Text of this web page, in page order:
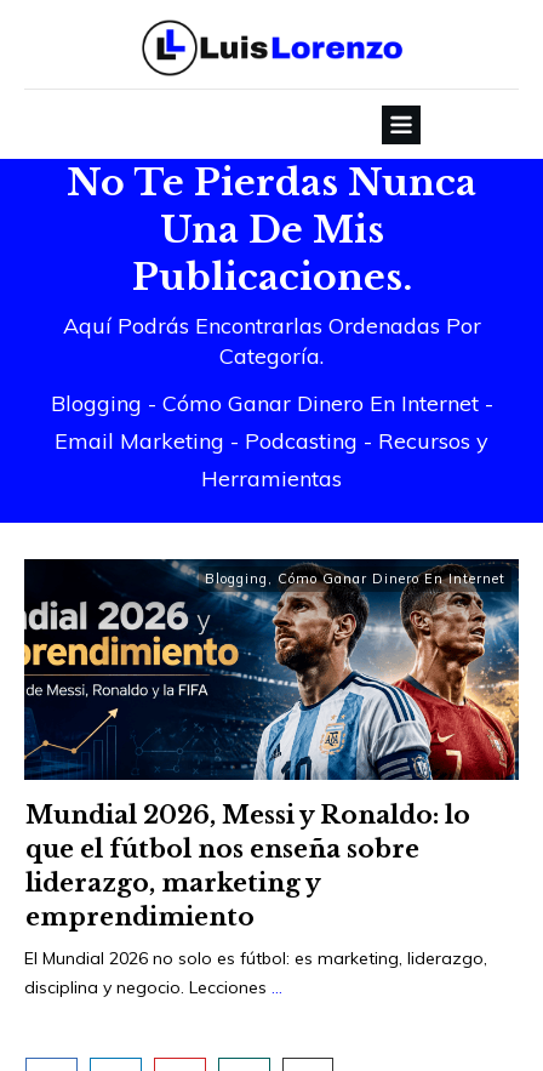
No Te Pierdas Nunca
Una De Mis
Publicaciones.
Aquí Podrás Encontrarlas Ordenadas Por
Categoría.
Blogging - Cómo Ganar Dinero En Internet-
Email Marketing - Podcasting - Recursos y
Herramientas
Blogging , Cómo Ganar Dinero En Internet
Mundial 2026, Messi y Ronaldo: lo
que el fútbol nos enseña sobre
liderazgo, marketing y
emprendimiento
El Mundial 2026 no solo es fútbol: es marketing, liderazgo,
disciplina y negocio. Lecciones ...